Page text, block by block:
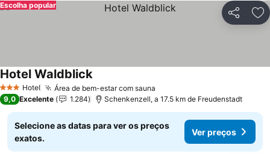
Partilhar
Escolha popular
3 EstrelasHotel Área de bem-estar com sauna
Hotel Waldblick
9,0 Excelente 1.284 Schenkenzell, a 17.5 km de Freudenstadt
Selecione as datas para ver os preços
exatos.
Ver preços